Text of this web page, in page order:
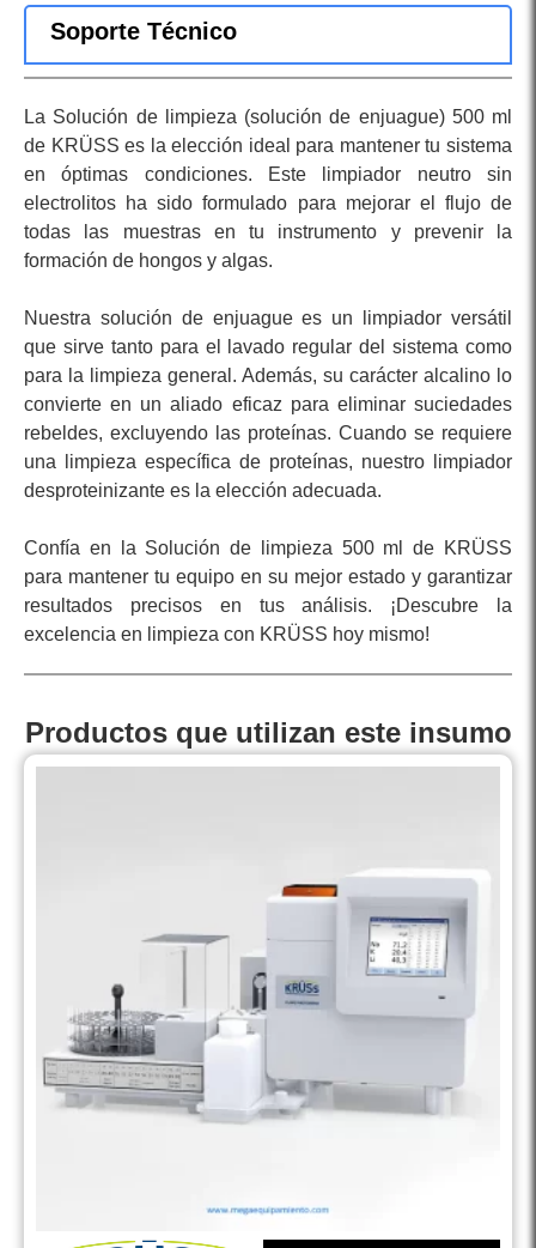
Soporte Técnico
La Solución de limpieza (solución de enjuague) 500 ml
de KRÜSS es la elección ideal para mantener tu sistema
en óptimas condiciones. Este limpiador neutro sin
electrolitos ha sido formulado para mejorar el flujo de
todas las muestras en tu instrumento y prevenir la
formación de hongos y algas.
Nuestra solución de enjuague es un limpiador versátil
que sirve tanto para el lavado regular del sistema como
para la limpieza general. Además, su carácter alcalino lo
convierte en un aliado eficaz para eliminar suciedades
rebeldes, excluyendo las proteínas. Cuando se requiere
una limpieza específica de proteínas, nuestro limpiador
desproteinizante es la elección adecuada.
Confía en la Solución de limpieza 500 ml de KRÜSS
para mantener tu equipo en su mejor estado y garantizar
resultados precisos en tus análisis. ¡Descubre la
excelencia en limpieza con KRÜSS hoy mismo!
Productos que utilizan este insumo